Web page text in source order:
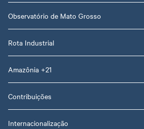
Observatório de Mato Grosso
Rota Industrial
Amazônia +21
Contribuições
Internacionalização